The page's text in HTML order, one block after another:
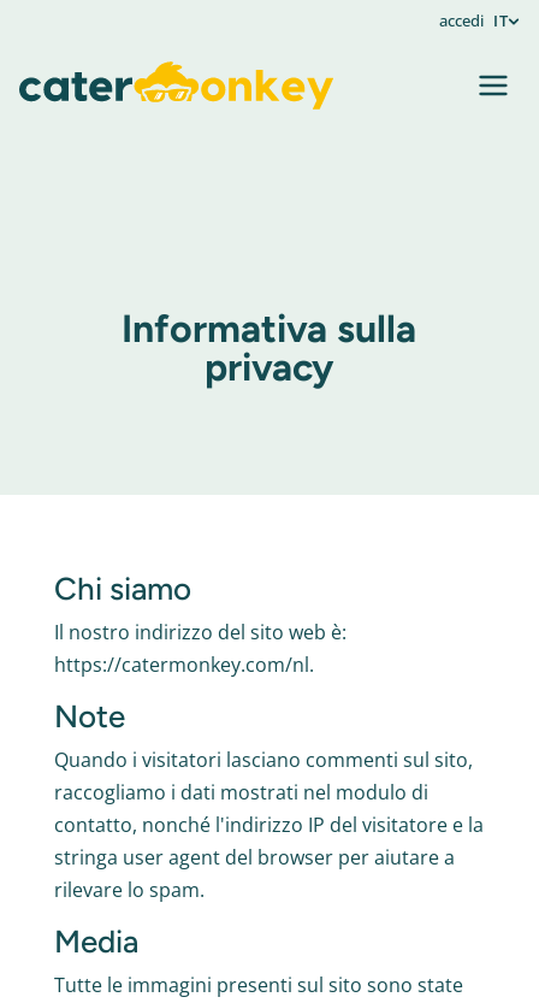
accedi IT
Informativa sulla
privacy
Chi siamo
Il nostro indirizzo del sito web è:
https://catermonkey.com/nl.
Note
Quando i visitatori lasciano commenti sul sito,
raccogliamo i dati mostrati nel modulo di
contatto, nonché l'indirizzo IP del visitatore e la
stringa user agent del browser per aiutare a
rilevare lo spam.
Media
Tutte le immagini presenti sul sito sono state